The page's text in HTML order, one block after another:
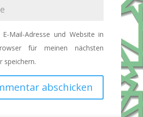
Mail-Adresse und Website in
für meinen nächsten
speichern.
abschicken